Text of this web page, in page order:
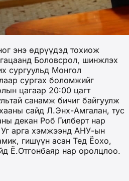
энэ өдрүүдэд тохиож
Боловсрол, шинжлэх
сургуульд Монгол
сургах боломжийг
цагаар 20:00 цагт
санамж бичиг байгуулж
сайд Л.Энх-Амгалан, тус
декан Роб Гилберт нар
арга хэмжээнд АНУ-ын
гишүүн асан Тед Ёохо,
Ё.Отгонбаяр нар оролцлоо.